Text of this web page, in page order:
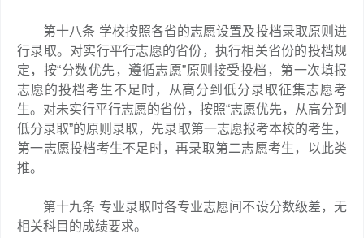
第十八条 学校按照各省的志愿设置及投档录取原则进
行录取。对实行平行志愿的省份，执行相关省份的投档规
定，按“分数优先，遵循志愿”原则接受投档，第一次填报
志愿的投档考生不足时，从高分到低分录取征集志愿考
生。对未实行平行志愿的省份，按照“志愿优先，从高分到
低分录取”的原则录取，先录取第一志愿报考本校的考生，
第一志愿投档考生不足时，再录取第二志愿考生，以此类
推。
第十九条 专业录取时各专业志愿间不设分数级差，无
相关科目的成绩要求。